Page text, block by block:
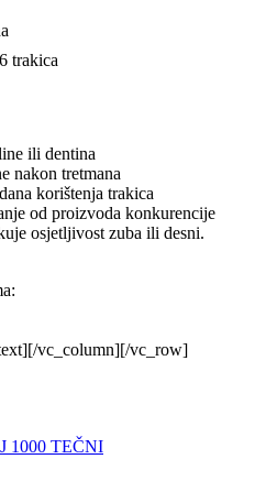
trakica
ili dentina
nakon tretmana
korištenja trakica
od proizvoda konkurencije
osjetljivost zuba ili desni.
vc_column][/vc_row]
1000 TEČNI